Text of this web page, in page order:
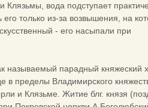
Клязьмы, вода подступает
только из-за возвышения, на
- его насыпали при
называемый парадный княжеский
в пределы Владимирского
и Клязьме. Житие блг. князя